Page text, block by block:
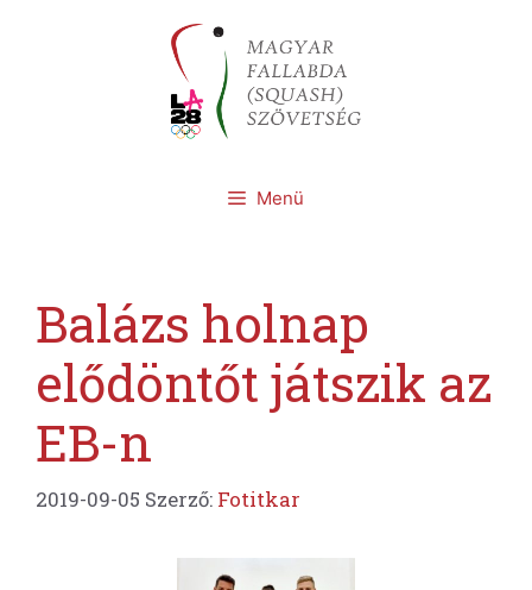
Menü
Balázs holnap
elődöntőt játszik az
EB-n
2019-09-05 Szerző: Fotitkar